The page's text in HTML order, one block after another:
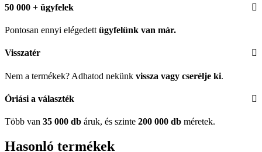
50 000 + ügyfelek
Pontosan ennyi elégedett ügyfelünk van már.
Visszatér
Nem a termékek? Adhatod nekünk vissza vagy cserélje ki.
Óriási a választék
Több van 35 000 db áruk, és szinte 200 000 db méretek.
Hasonló termékek